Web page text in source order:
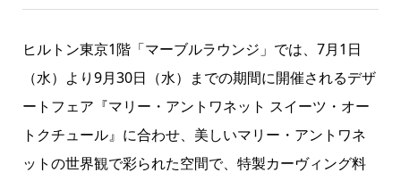
ヒルトン東京1階「マーブルラウンジ」では、7月1日
（水）より9月30日（水）までの期間に開催されるデザ
ートフェア『マリー・アントワネット スイーツ・オー
トクチュール』に合わせ、美しいマリー・アントワネ
ットの世界観で彩られた空間で、特製カーヴィング料